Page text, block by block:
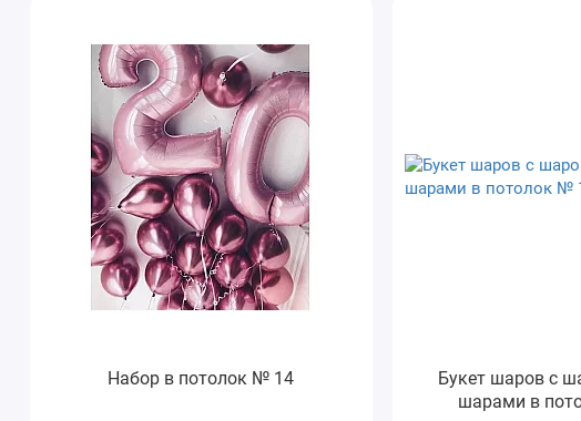
Набор в потолок № 14
Букет шаров с
шарами в